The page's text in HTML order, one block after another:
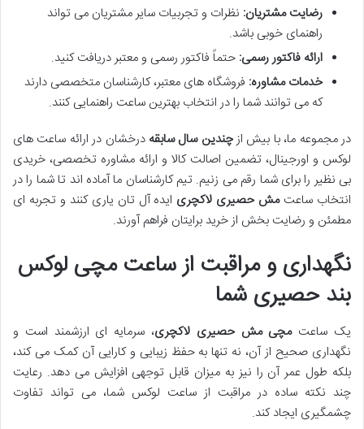
رضایت مشتریان: نظرات و تجربیات سایر مشتریان می تواند
راهنمای خوبی باشد.
ارائه فاکتور رسمی: حتماً فاکتور رسمی و معتبر دریافت کنید.
خدمات مشاوره: فروشگاه های معتبر، کارشناسان متخصصی دارند
که می توانند شما را در انتخاب بهترین ساعت راهنمایی کنند.
در مجموعه ما، با بیش ازچندین سال سابقه درخشان در ارائه ساعت های
لوکس و اورجینال، تضمین اصالت کالا و ارائه مشاوره تخصصی، خریدی
بی نظیر را برای شما رقم می زنیم. تیم کارشناسان ما آماده اند تا شما را در
انتخاب ساعتمش حصیری لاکچری ایده آل تان یاری کنند و تجربه ای
مطمئن و رضایت بخش از خرید برایتان فراهم آورند.
نگهداری و مراقبت از ساعت مچی لوکس
بند حصیری شما
یک ساعتمچی مش حصیری لاکچری، سرمایه ای ارزشمند است و
نگهداری صحیح از آن، نه تنها به حفظ زیبایی و کارایی آن کمک می کند،
بلکه طول عمر آن را نیز به میزان قابل توجهی افزایش می دهد. رعایت
چند نکته ساده در مراقبت از ساعت لوکس شما، می تواند تفاوت
چشمگیری ایجاد کند.